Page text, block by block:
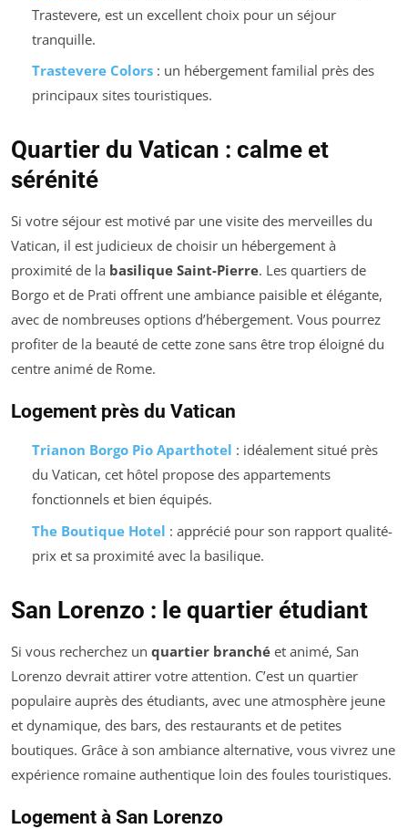
Trastevere, est un excellent choix pour un séjour
tranquille.
Trastevere Colors: un hébergement familial près des
principaux sites touristiques.
Quartier du Vatican : calme et
sérénité
Si votre séjour est motivé par une visite des merveilles du
Vatican, il est judicieux de choisir un hébergement à
proximité de la basilique Saint-Pierre. Les quartiers de
Borgo et de Prati offrent une ambiance paisible et élégante,
avec de nombreuses options d’hébergement. Vous pourrez
profiter de la beauté de cette zone sans être trop éloigné du
centre animé de Rome.
Logement près du Vatican
Trianon Borgo Pio Aparthotel : idéalement situé près
du Vatican, cet hôtel propose des appartements
fonctionnels et bien équipés.
The Boutique Hotel : apprécié pour son rapport qualité-
prix et sa proximité avec la basilique.
San Lorenzo : le quartier étudiant
Si vous recherchez un quartier branché et animé, San
Lorenzo devrait attirer votre attention. C’est un quartier
populaire auprès des étudiants, avec une atmosphère jeune
et dynamique, des bars, des restaurants et de petites
boutiques. Grâce à son ambiance alternative, vous vivrez une
expérience romaine authentique loin des foules touristiques.
Logement à San Lorenzo